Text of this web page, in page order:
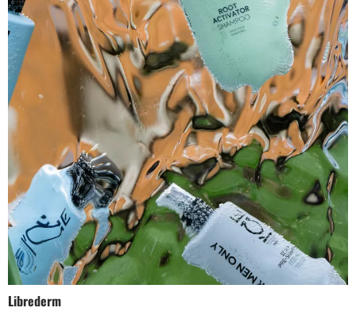
Librederm